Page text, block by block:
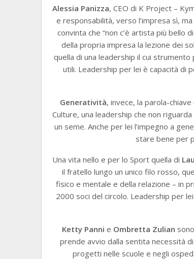
Alessia Panizza, CEO di K Project –
e responsabilità, verso l’impresa sì,
convinta che “non c’è artista più bello
della propria impresa la lezione dei
quella di una leadership il cui
utili. Leadership per lei è capacità
Generatività, invece, la parola-
Culture, una leadership che non
un seme. Anche per lei l’impegno a
stare bene per
Una vita nello e per lo Sport quella di
il fratello lungo un unico filo rosso,
fisico e mentale e della relazione – in
2000 soci del circolo. Leadership per
Ketty Panni e Ombretta Zulian
prende avvio dalla sentita necessità
progetti nelle scuole e negli